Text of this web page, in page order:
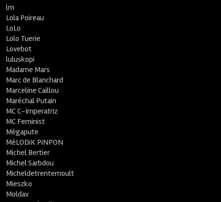
lm
Lola Poireau
LoLo
Lolo Tuerie
Lovebot
luluskopi
Madame Mars
Marc de Blanchard
Marceline Caillou
Maréchal Putain
MC C-Imperatriz
MC Feminist
Mégapute
MéLODiK PiNPON
Michel Bertier
Michel Sarbdou
Micheldetrentemoult
Mieszko
Moldav